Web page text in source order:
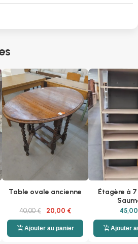
Table ovale ancienne
40,00 € 20,00 €
add_shopping_cartAjouter au panier
Étagère à
add_shopping_cartAjouter